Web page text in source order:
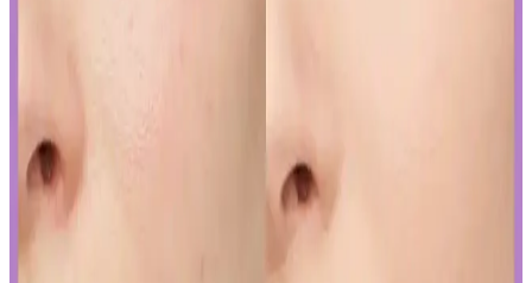
Yapay Zeka ile Kozmetik Sektöründe Yenilikler ve
Sunduğu Faydalar
deneyimine kadar birçok alanda devrim yaratıyor. Sürdürülebilirlik